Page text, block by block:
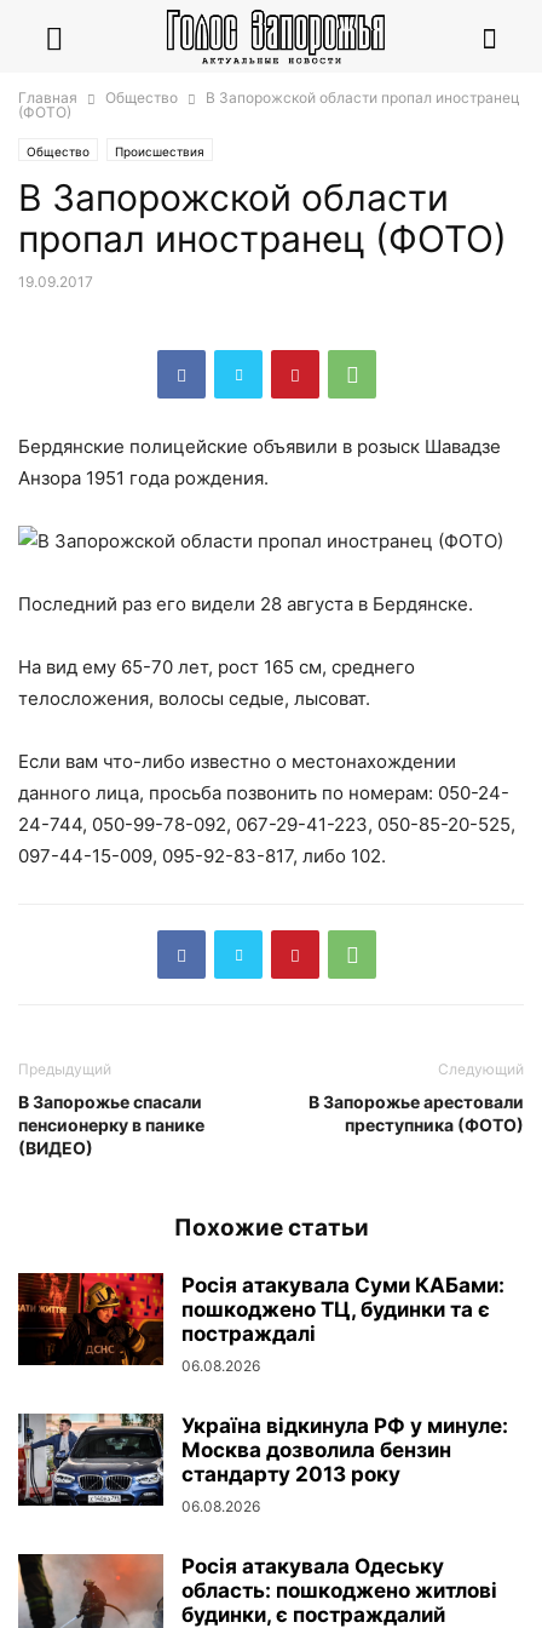
Главная Общество
В Запорожской области пропал иностранец
(ФОТО)
Общество Происшествия
В Запорожской области
пропал иностранец (ФОТО)
19.09.2017
Бердянские полицейские объявили в розыск Шавадзе
Анзора 1951 года рождения.
Последний раз его видели 28 августа в Бердянске.
На вид ему 65-70 лет, рост 165 см, среднего
телосложения, волосы седые, лысоват.
Если вам что-либо известно о местонахождении
данного лица, просьба позвонить по номерам: 050-24-
24-744, 050-99-78-092, 067-29-41-223, 050-85-20-525,
097-44-15-009, 095-92-83-817, либо 102.
Предыдущий
В Запорожье спасали
пенсионерку в панике
(ВИДЕО)
Следующий
В Запорожье арестовали
преступника (ФОТО)
Похожие статьи
Росія атакувала Суми КАБами:
пошкоджено ТЦ, будинки та є
постраждалі
06.08.2026
Україна відкинула РФ у минуле:
Москва дозволила бензин
стандарту 2013 року
06.08.2026
Росія атакувала Одеську
область: пошкоджено житлові
будинки, є постраждалий